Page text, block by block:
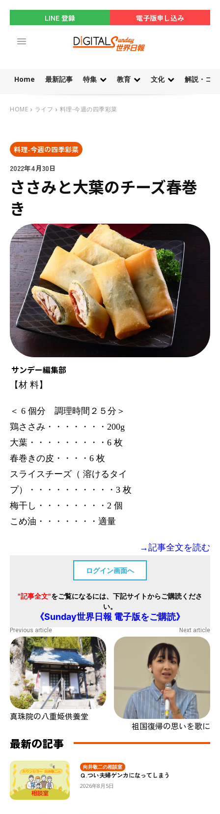
LINE 登録 電子版申し込み
Home 最新記事 特集 教育 文化 解説・コ
HOME ライフ 料理-今週の四季彩菜
料理-今週の四季彩菜
2022年4月30日
ささみと大葉のチーズ春巻
き
サンデー編集部
【材 料】
＜ 6 個分 調理時間２５分＞
鶏ささみ・・・・・・・200g
大葉・・・・・・・・・6 枚
春巻きの皮・・・・6 枚
スライスチーズ（ 溶けるタイ
プ）・・・・・・・・・・3 枚
梅干し・・・・・・・・2 個
こめ油・・・・・・・適量
→記事全文を読む
ログイン画面へ
"記事全文"をご覧になるには、下記サイトからご購読くださ
い。
《Sunday世界日報 電子版をご購読》
Previous article
真珠院の八重姫供養堂
Next article
祖国復帰の思いを歌に
最新の記事
向井敬二の相談室
Ｑ.つい夫婦ゲンカになってしまう
2026年8月5日